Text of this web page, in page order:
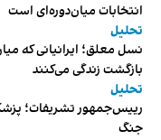
انتخابات میان‌دوره‌ای است
تحلیل
نسل معلق؛ ایرانیانی که
بازگشت زندگی می‌کنند
تحلیل
رییس‌جمهور تشریفات؛
جنگ